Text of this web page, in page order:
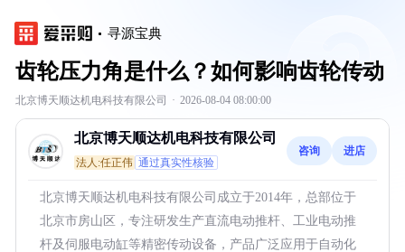
寻源宝典
齿轮压力角是什么？如何影响齿轮传动
北京博天顺达机电科技有限公司 · 2026-08-04 08:00:00
北京博天顺达机电科技有限公司
法人:任正伟 通过真实性核验
咨询 进店
北京博天顺达机电科技有限公司成立于2014年，总部位于
北京市房山区，专注研发生产直流电动推杆、工业电动推
杆及伺服电动缸等精密传动设备，产品广泛应用于自动化